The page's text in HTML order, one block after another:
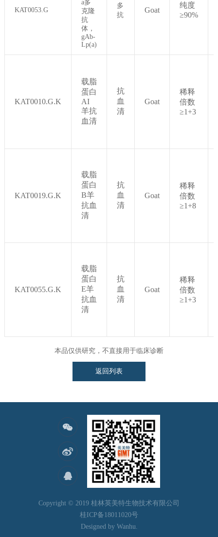
KAT0053.G
a多
克隆
抗
体，
gAb-
Lp(a)
多
抗
Goat
纯度
≥90%
KAT0010.G.K
载脂
蛋白
AI
羊抗
血清
抗
血
清
Goat
稀释
倍数
≥1+3
KAT0019.G.K
载脂
蛋白
B羊
抗血
清
抗
血
清
Goat
稀释
倍数
≥1+8
KAT0055.G.K
载脂
蛋白
E羊
抗血
清
抗
血
清
Goat
稀释
倍数
≥1+3
本品仅供研究，不直接用于临床诊断
返回列表
Copyright © 2019 桂林英美特生物技术有限公司
桂ICP备18011020号
Designed by Wanhu